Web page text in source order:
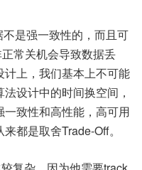
是强一致性的，而且可
常关机会导致数据丢
上，我们基本上不可能
设计中的时间换空间，
致性和高性能，高可用
都是取舍Trade-Off。